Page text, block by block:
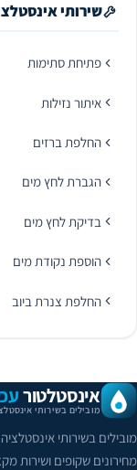
שירותי
פתיחת סתימות
איתור נזילות
החלפת ברזים
הגברת לחץ מים
בדיקת לחץ מים
הוספת נקודת מים
החלפת צנרת ביוב
אינסטלטור
מובילים בשירותי
מובילים בשירותי
מחירונים שקופים ושירות